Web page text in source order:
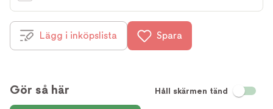
Lägg i inköpslista Spara
Gör så här Håll skärmen tänd